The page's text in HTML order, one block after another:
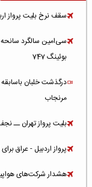
سقف نرخ بلیت
بوئینگ 747
درگذشت خلبان باسابقه
مرنجاب
بلیت پرواز تهران ــ نجف حداقل ۲۰
پرواز اردبیل - عراق
هشدار شرکت‌های